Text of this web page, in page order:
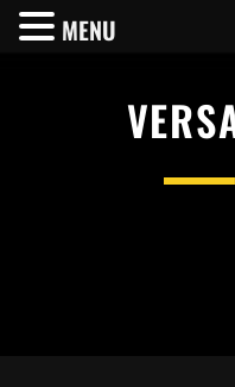
MENU